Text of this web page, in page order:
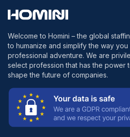
Welcome to Homini – the global
to humanize and simplify the way
professional adventure. We are
select profession that has the power
shape the future of companies.